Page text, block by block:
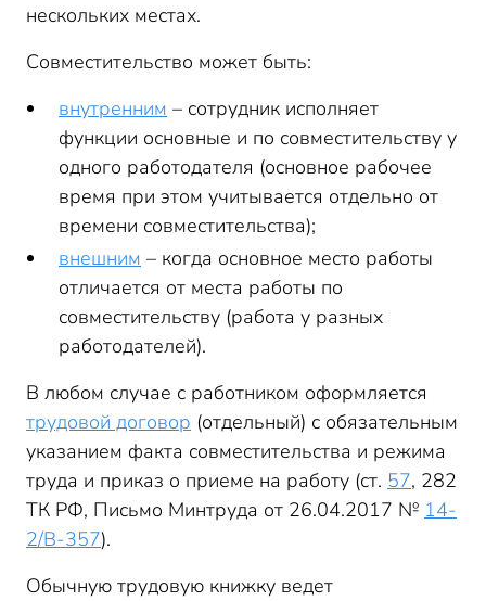
нескольких местах.
Совместительство может быть:
внутренним – сотрудник исполняет
функции основные и по совместительству у
одного работодателя (основное рабочее
время при этом учитывается отдельно от
времени совместительства);
внешним – когда основное место работы
отличается от места работы по
совместительству (работа у разных
работодателей).
В любом случае с работником оформляется
трудовой договор (отдельный) с обязательным
указанием факта совместительства и режима
труда и приказ о приеме на работу (ст. 57, 282
ТК РФ, Письмо Минтруда от 26.04.2017 № 14-
2/В-357).
Обычную трудовую книжку ведет